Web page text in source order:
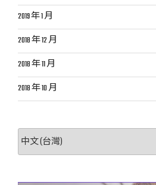
2019 年 1 月
2018 年 12 月
2018 年 11 月
2018 年 10 月
選
取